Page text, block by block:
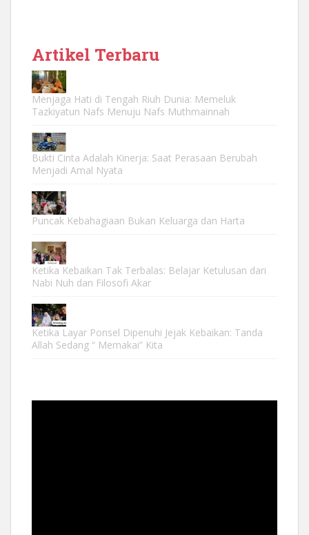
Artikel Terbaru
Menjaga Hati di Tengah Riuh Dunia: Memeluk
Tazkiyatun Nafs Menuju Nafs Muthmainnah
Bukti Cinta Adalah Kinerja: Saat Perasaan Berubah
Menjadi Amal Nyata
Puncak Kebahagiaan Bukan Keluarga dan Harta
Ketika Kebaikan Tak Terbalas: Belajar Ketulusan dari
Nabi Nuh dan Filosofi Akar
Ketika Layar Ponsel Dipenuhi Jejak Kebaikan: Tanda
Allah Sedang “ Memakai” Kita